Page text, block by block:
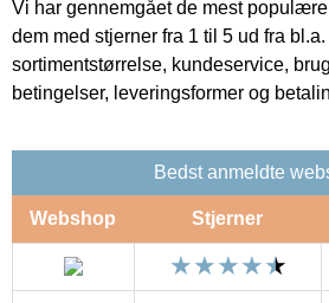
Vi har gennemgået de mest
dem med stjerner fra 1 til 5 ud fra
sortimentstørrelse, kundeservice,
betingelser, leveringsformer og
Bedst anmeldte
Webshop Stjerner